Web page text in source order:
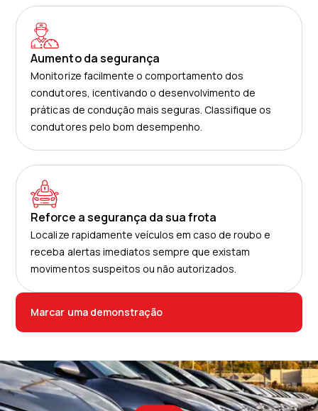
Aumento da segurança
Monitorize facilmente o comportamento dos
condutores, icentivando o desenvolvimento de
práticas de condução mais seguras. Classifique os
condutores pelo bom desempenho.
Reforce a segurança da sua frota
Localize rapidamente veículos em caso de roubo e
receba alertas imediatos sempre que existam
movimentos suspeitos ou não autorizados.
Marcar uma demonstração